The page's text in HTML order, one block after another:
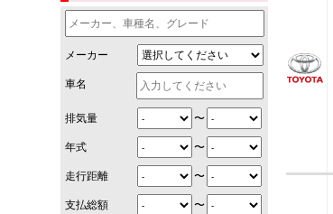
メーカー
車名
排気量 〜
年式 〜
走行距離 〜
支払総額 〜